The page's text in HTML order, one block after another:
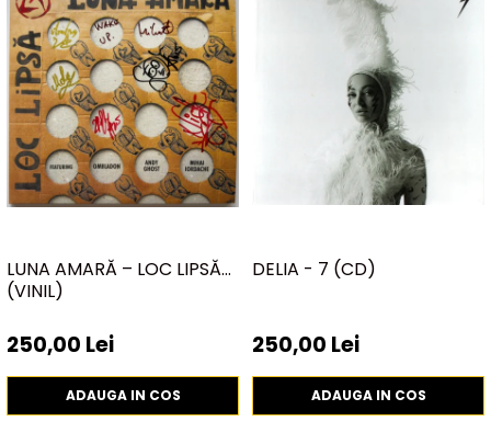
LUNA AMARĂ – LOC LIPSĂ
(VINIL)
250,00 Lei
ADAUGA IN COS
DELIA - 7 (CD)
250,00 Lei
ADAUGA IN COS